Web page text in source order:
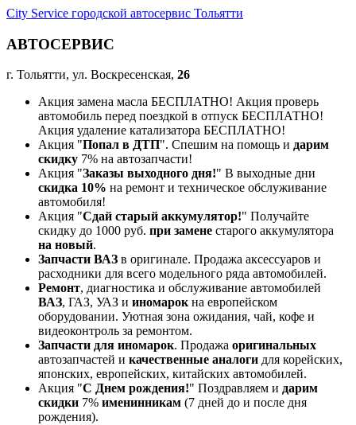
City Service городской автосервис Тольятти
АВТОСЕРВИС
г. Тольятти, ул. Воскресенская, 26
Акция замена масла БЕСПЛАТНО! Акция проверь
автомобиль перед поездкой в отпуск БЕСПЛАТНО!
Акция удаление катализатора БЕСПЛАТНО!
Акция "Попал в ДТП". Спешим на помощь и дарим
скидку 7% на автозапчасти!
Акция "Заказы выходного дня!" В выходные дни
скидка 10% на ремонт и техническое обслуживание
автомобиля!
Акция "Сдай старый аккумулятор!" Получайте
скидку до 1000 руб. при замене старого аккумулятора
на новый.
Запчасти ВАЗ в оригинале. Продажа аксессуаров и
расходники для всего модельного ряда автомобилей.
Ремонт, диагностика и обслуживание автомобилей
ВАЗ, ГАЗ, УАЗ и иномарокна европейском
оборудовании. Уютная зона ожидания, чай, кофе и
видеоконтроль за ремонтом.
Запчасти для иномарок. Продажа оригинальных
автозапчастей и качественные аналоги для корейских,
японских, европейских, китайских автомобилей.
Акция "С Днем рождения!" Поздравляем и дарим
скидки 7% именинникам (7 дней до и после дня
рождения).